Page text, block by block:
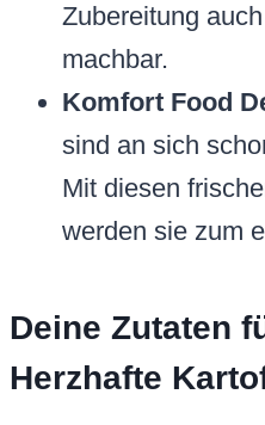
Zubereitung
machbar.
Komfort Food
sind an sich
Mit diesen
werden sie zum
Deine Zutaten
Herzhafte